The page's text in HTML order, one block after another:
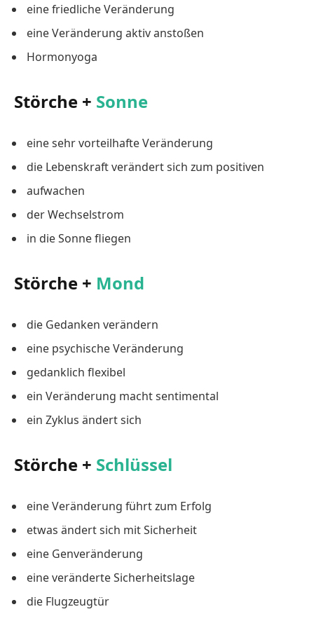
eine friedliche Veränderung
eine Veränderung aktiv anstoßen
Hormonyoga
Störche + Sonne
eine sehr vorteilhafte Veränderung
die Lebenskraft verändert sich zum positiven
aufwachen
der Wechselstrom
in die Sonne fliegen
Störche + Mond
die Gedanken verändern
eine psychische Veränderung
gedanklich flexibel
ein Veränderung macht sentimental
ein Zyklus ändert sich
Störche + Schlüssel
eine Veränderung führt zum Erfolg
etwas ändert sich mit Sicherheit
eine Genveränderung
eine veränderte Sicherheitslage
die Flugzeugtür